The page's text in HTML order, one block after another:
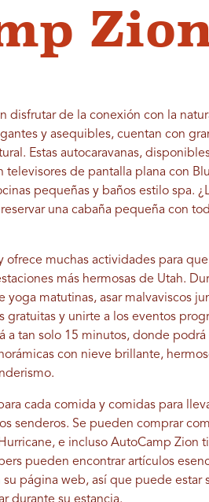
disfrutar de la conexión con la
y asequibles, cuentan con
Estas autocaravanas,
televisores de pantalla plana con
pequeñas y baños estilo spa.
una cabaña pequeña con
ofrece muchas actividades para
más hermosas de Utah.
matutinas, asar malvaviscos
gratuitas y unirte a los eventos
a tan solo 15 minutos, donde
con nieve brillante,
cada comida y comidas para
senderos. Se pueden comprar
e incluso AutoCamp Zion
pueden encontrar artículos
su página web, así que puede estar